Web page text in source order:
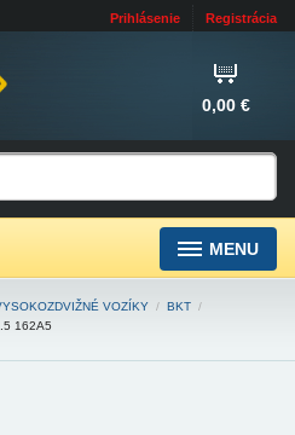
Prihlásenie Registrácia
0,00 €
MENU
VOZÍKY / BKT /
162A5